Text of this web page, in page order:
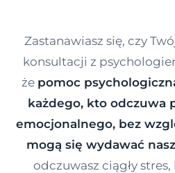
Dawka wiedzy
Dla specjalistów
Kontakt
Zastanawiasz się, czy
konsultacji z
że pomoc
każdego, kto odczuwa
emocjonalnego, bez
mogą się wydawać
odczuwasz ciągły